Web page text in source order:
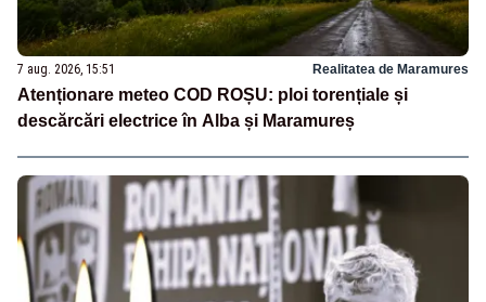
7 aug. 2026, 15:51 Realitatea de Maramures
Atenționare meteo COD ROȘU: ploi torențiale și
descărcări electrice în Alba și Maramureș